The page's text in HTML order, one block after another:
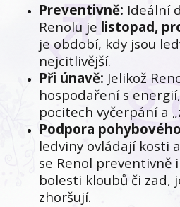
Preventivně: Ideální
Renolu je listopad,
je období, kdy jsou
nejcitlivější.
Při únavě: Jelikož
hospodaření s
pocitech vyčerpání a
Podpora
ledviny ovládají kosti
se Renol
bolesti kloubů či zad,
zhoršují.